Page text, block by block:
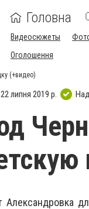
Головна
Видеосюжеты
Оголошення
(+видео)
липня 2019 р.
Александровка